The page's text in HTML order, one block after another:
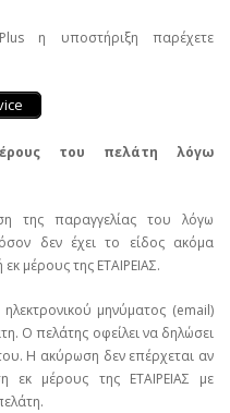
η υποστήριξη παρέχετε
του πελάτη λόγω
της παραγγελίας του λόγω
δεν έχει το είδος ακόμα
μέρους της ΕΤΑΙΡΕΙΑΣ.
μηνύματος (email)
Ο πελάτης οφείλει να δηλώσει
Η ακύρωση δεν επέρχεται αν
εκ μέρους της ΕΤΑΙΡΕΙΑΣ με